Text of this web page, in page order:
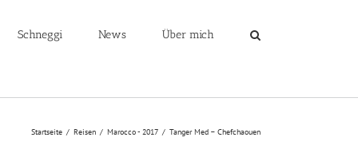
Schneggi News Über mich
Startseite / Reisen / Marocco - 2017 / Tanger Med – Chefchaouen